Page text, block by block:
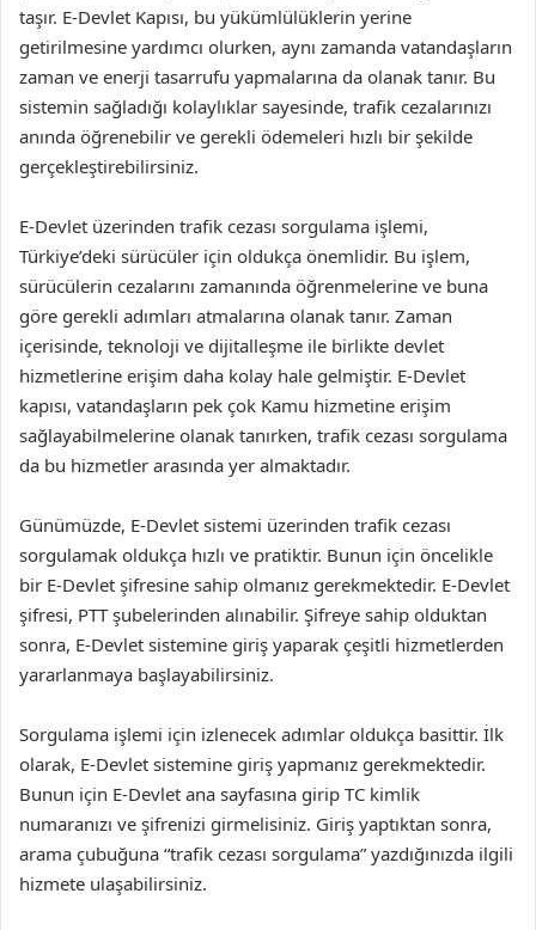
taşır. E-Devlet Kapısı, bu yükümlülüklerin yerine
getirilmesine yardımcı olurken, aynı zamanda vatandaşların
zaman ve enerji tasarrufu yapmalarına da olanak tanır. Bu
sistemin sağladığı kolaylıklar sayesinde, trafik cezalarınızı
anında öğrenebilir ve gerekli ödemeleri hızlı bir şekilde
gerçekleştirebilirsiniz.
E-Devlet üzerinden trafik cezası sorgulama işlemi,
Türkiye’deki sürücüler için oldukça önemlidir. Bu işlem,
sürücülerin cezalarını zamanında öğrenmelerine ve buna
göre gerekli adımları atmalarına olanak tanır. Zaman
içerisinde, teknoloji ve dijitalleşme ile birlikte devlet
hizmetlerine erişim daha kolay hale gelmiştir. E-Devlet
kapısı, vatandaşların pek çok Kamu hizmetine erişim
sağlayabilmelerine olanak tanırken, trafik cezası sorgulama
da bu hizmetler arasında yer almaktadır.
Günümüzde, E-Devlet sistemi üzerinden trafik cezası
sorgulamak oldukça hızlı ve pratiktir. Bunun için öncelikle
bir E-Devlet şifresine sahip olmanız gerekmektedir. E-Devlet
şifresi, PTT şubelerinden alınabilir. Şifreye sahip olduktan
sonra, E-Devlet sistemine giriş yaparak çeşitli hizmetlerden
yararlanmaya başlayabilirsiniz.
Sorgulama işlemi için izlenecek adımlar oldukça basittir. İlk
olarak, E-Devlet sistemine giriş yapmanız gerekmektedir.
Bunun için E-Devlet ana sayfasına girip TC kimlik
numaranızı ve şifrenizi girmelisiniz. Giriş yaptıktan sonra,
arama çubuğuna “trafik cezası sorgulama” yazdığınızda ilgili
hizmete ulaşabilirsiniz.